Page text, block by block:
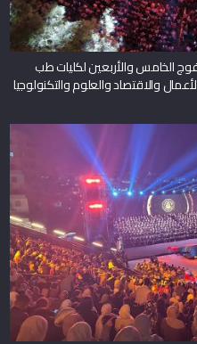
الخامس والأربعين لكليات طب
والاقتصاد والعلوم والتكنولوجيا